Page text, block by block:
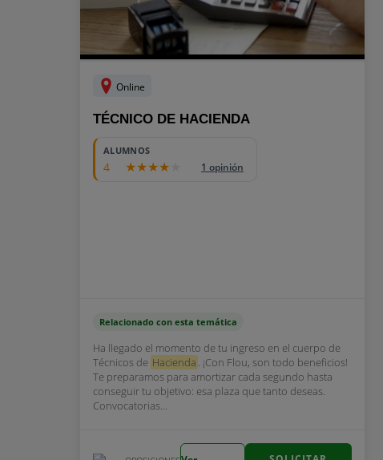
Online
TÉCNICO DE HACIENDA
ALUMNOS
4 1 opinión
Relacionado con esta temática
Ha llegado el momento de tu ingreso en el cuerpo de
Técnicos de Hacienda . ¡Con Flou, son todo beneficios!
Te preparamos para amortizar cada segundo hasta
conseguir tu objetivo: esa plaza que tanto deseas.
Convocatorias...